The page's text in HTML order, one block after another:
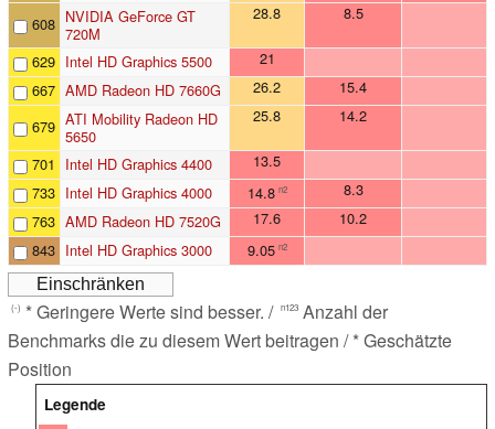
608 NVIDIA GeForce GT
720M
28.8 8.5
629 Intel HD Graphics 5500
21
667 AMD Radeon HD 7660G 26.2
15.4
679 ATI Mobility Radeon HD
5650
25.8 14.2
701 Intel HD Graphics 4400
13.5
733 Intel HD Graphics 4000 14.8 n2
8.3
763 AMD Radeon HD 7520G 17.6
10.2
843 Intel HD Graphics 3000 9.05 n2
(-) * Geringere Werte sind besser. / n123 Anzahl der
Benchmarks die zu diesem Wert beitragen / * Geschätzte
Position
Legende